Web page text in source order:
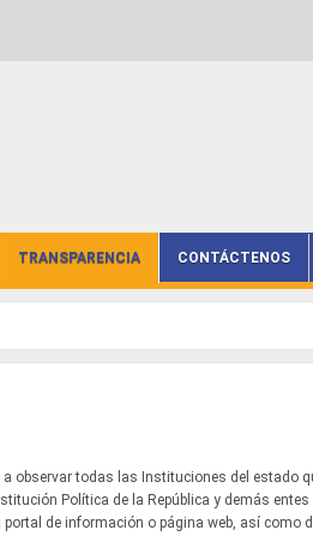
TRANSPARENCIA CONTÁCTENOS
observar todas las Instituciones del estado
Política de la República y demás entes
de información o página web, así como